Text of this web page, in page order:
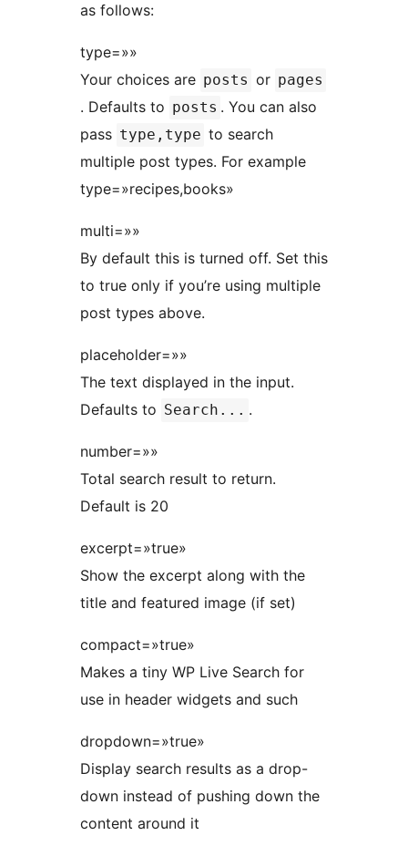
as follows:
type=»»
Your choices are posts or pages
. Defaults to posts . You can also
pass type,type to search
multiple post types. For example
type=»recipes,books»
multi=»»
By default this is turned off. Set this
to true only if you’re using multiple
post types above.
placeholder=»»
The text displayed in the input.
Defaults to Search... .
number=»»
Total search result to return.
Default is 20
excerpt=»true»
Show the excerpt along with the
title and featured image (if set)
compact=»true»
Makes a tiny WP Live Search for
use in header widgets and such
dropdown=»true»
Display search results as a drop-
down instead of pushing down the
content around it